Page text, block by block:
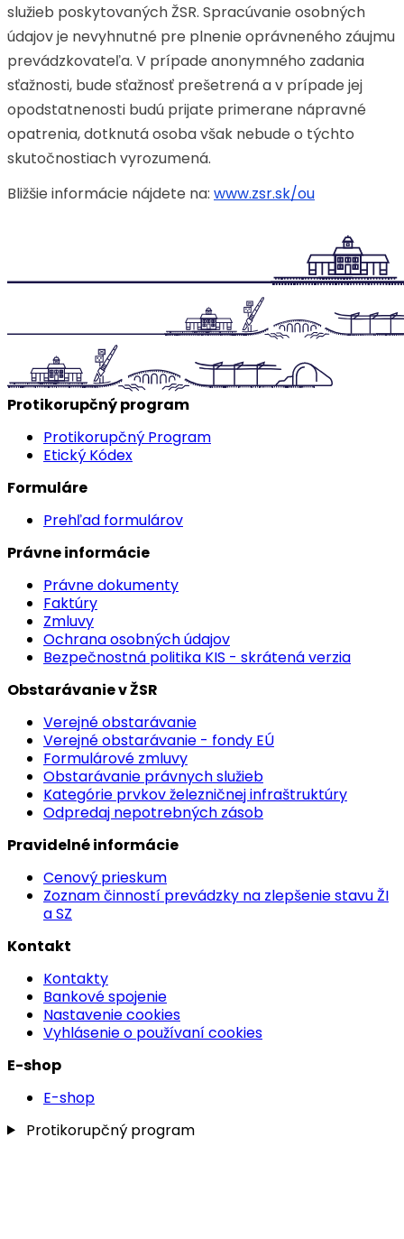
služieb poskytovaných ŽSR. Spracúvanie osobných
údajov je nevyhnutné pre plnenie oprávneného záujmu
prevádzkovateľa. V prípade anonymného zadania
sťažnosti, bude sťažnosť prešetrená a v prípade jej
opodstatnenosti budú prijate primerane nápravné
opatrenia, dotknutá osoba však nebude o týchto
skutočnostiach vyrozumená.
Bližšie informácie nájdete na: www.zsr.sk/ou
Protikorupčný program
Protikorupčný Program
Etický Kódex
Formuláre
Prehľad formulárov
Právne informácie
Právne dokumenty
Faktúry
Zmluvy
Ochrana osobných údajov
Bezpečnostná politika KIS - skrátená verzia
Obstarávanie v ŽSR
Verejné obstarávanie
Verejné obstarávanie - fondy EÚ
Formulárové zmluvy
Obstarávanie právnych služieb
Kategórie prvkov železničnej infraštruktúry
Odpredaj nepotrebných zásob
Pravidelné informácie
Cenový prieskum
Zoznam činností prevádzky na zlepšenie stavu ŽI
a SZ
Kontakt
Kontakty
Bankové spojenie
Nastavenie cookies
Vyhlásenie o používaní cookies
E-shop
E-shop
Protikorupčný program